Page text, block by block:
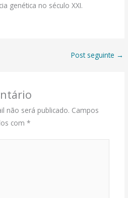
genética no século XXI.
Post seguinte →
não será publicado. Campos
com *